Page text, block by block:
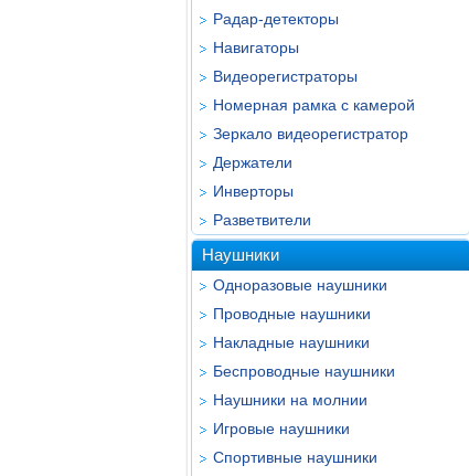
Радар-детекторы
Навигаторы
Видеорегистраторы
Номерная рамка с камерой
Зеркало видеорегистратор
Держатели
Инверторы
Разветвители
Наушники
Одноразовые наушники
Проводные наушники
Накладные наушники
Беспроводные наушники
Наушники на молнии
Игровые наушники
Спортивные наушники